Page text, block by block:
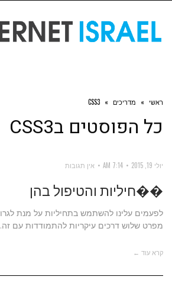
ראשי » מדריכים »
CSS3
כל הפוסטים בCSS3
יולי 19, 2015 7:14 AM אין תגובות
��חיליות והטיפול בהן
מפרט שלוש דרכים עיקריות להתמודדות עם זה.
קרא עוד ←